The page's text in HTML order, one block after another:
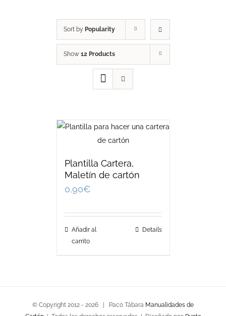
Sort by Popularity
Show 12 Products
Plantilla Cartera,
Maletín de cartón
0,90€
Añadir al
carrito
Details
© Copyright 2012 - 2026 | Paco Tábara Manualidades de